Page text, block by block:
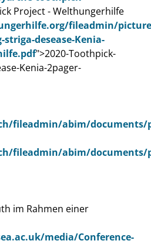
Project - Welthungerhilfe
fileadmin/
desease-Kenia-
">2020-Toothpick-
Kenia-2pager-
fileadmin/abim/documents/
fileadmin/abim/documents/
im Rahmen einer
media/Conference-